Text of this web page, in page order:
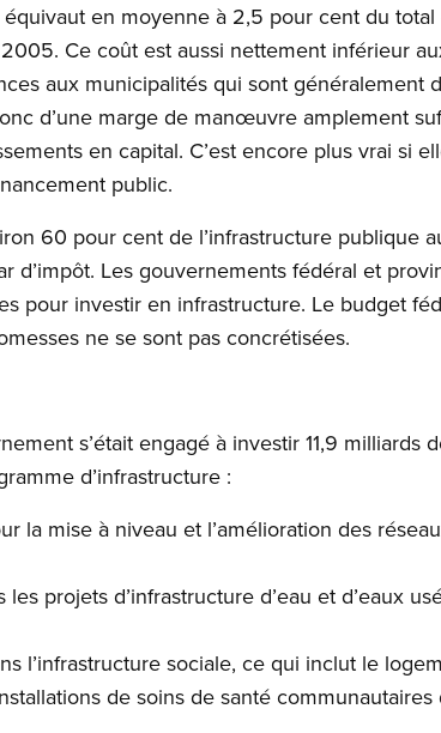
en moyenne à 2,5 pour cent du
Ce coût est aussi nettement inférieur
aux municipalités qui sont généralement
d’une marge de manœuvre amplement
en capital. C’est encore plus vrai si
public.
60 pour cent de l’infrastructure publique
d’impôt. Les gouvernements fédéral et
pour investir en infrastructure. Le budget
ne se sont pas concrétisées.
s’était engagé à investir 11,9 milliards
d’infrastructure :
la mise à niveau et l’amélioration des
projets d’infrastructure d’eau et d’eaux
l’infrastructure sociale, ce qui inclut le
de soins de santé communautaires